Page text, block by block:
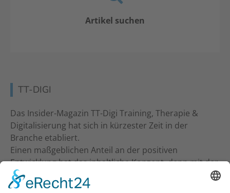
Artikel suchen
TT-DIGI
Das Insider-Magazin TT-Digi Training, Therapie &
Digitalisierung hat sich in kürzester Zeit in der
Branche etabliert.
Einen maßgeblichen Anteil an der positiven
Entwicklung hat das inhaltliche Konzept, denn mit der
inhaltlichen Ansprache an Studio-Inhaber, Trainer &
Therapeuten wurde ein neuer Standard gesetzt. Ein